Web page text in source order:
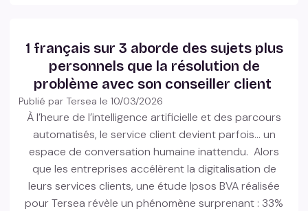
1 français sur 3 aborde des sujets plus
personnels que la résolution de
problème avec son conseiller client
Publié par Tersea le10/03/2026
À l’heure de l’intelligence artificielle et des parcours
automatisés, le service client devient parfois… un
espace de conversation humaine inattendu. Alors
que les entreprises accélèrent la digitalisation de
leurs services clients, une étude Ipsos BVA réalisée
pour Tersea révèle un phénomène surprenant : 33%